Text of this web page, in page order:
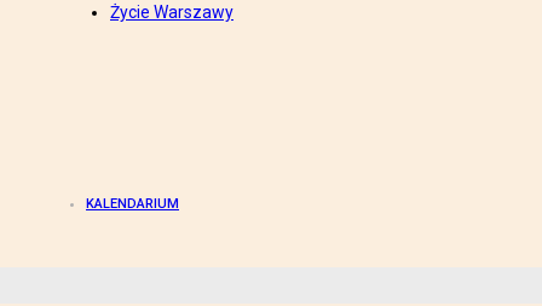
Życie Warszawy
KALENDARIUM